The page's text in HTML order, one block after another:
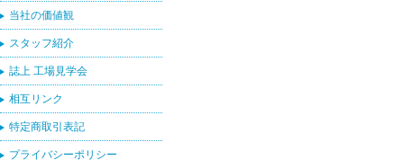
当社の価値観
スタッフ紹介
誌上 工場見学会
相互リンク
特定商取引表記
プライバシーポリシー